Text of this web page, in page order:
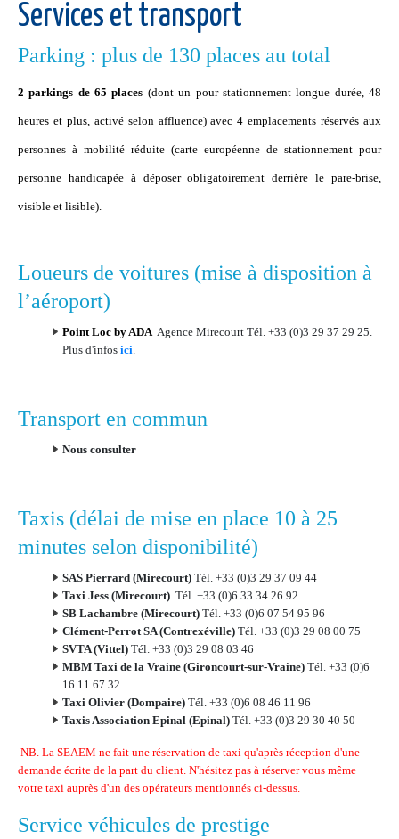
Services et transport
Parking : plus de 130 places au total
2 parkings de 65 places (dont un pour stationnement longue durée, 48
heures et plus, activé selon affluence) avec 4 emplacements réservés aux
personnes à mobilité réduite (carte européenne de stationnement pour
personne handicapée à déposer obligatoirement derrière le pare-brise,
visible et lisible).
Loueurs de voitures (mise à disposition à
l’aéroport)
Point Loc by ADAAgence Mirecourt Tél. +33 (0)3 29 37 29 25.
Plus d'infos ici.
Transport en commun
Nous consulter
Taxis (délai de mise en place 10 à 25
minutes selon disponibilité)
SAS Pierrard (Mirecourt) Tél. +33 (0)3 29 37 09 44
Taxi Jess (Mirecourt) Tél. +33 (0)6 33 34 26 92
SB Lachambre (Mirecourt) Tél. +33 (0)6 07 54 95 96
Clément-Perrot SA (Contrexéville) Tél. +33 (0)3 29 08 00 75
SVTA (Vittel) Tél. +33 (0)3 29 08 03 46
MBM Taxi de la Vraine (Gironcourt-sur-Vraine) Tél. +33 (0)6
16 11 67 32
Taxi Olivier (Dompaire) Tél. +33 (0)6 08 46 11 96
Taxis Association Epinal (Epinal) Tél. +33 (0)3 29 30 40 50
NB. La SEAEM ne fait une réservation de taxi qu'après réception d'une
demande écrite de la part du client. N'hésitez pas à réserver vous même
votre taxi auprès d'un des opérateurs mentionnés ci-dessus.
Service véhicules de prestige